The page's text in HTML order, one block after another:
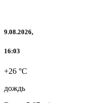
9.08.2026,
16:03
+26 °C
дождь